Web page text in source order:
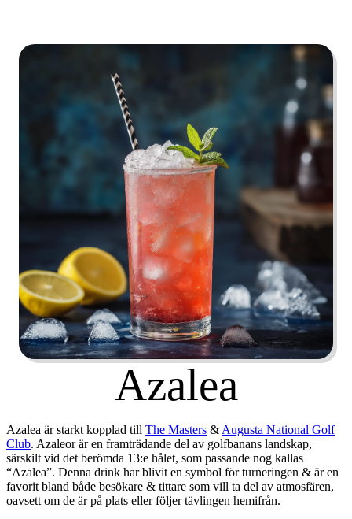
Azalea
Azalea är starkt kopplad till The Masters & Augusta National Golf
Club. Azaleor är en framträdande del av golfbanans landskap,
särskilt vid det berömda 13:e hålet, som passande nog kallas
“Azalea”. Denna drink har blivit en symbol för turneringen & är en
favorit bland både besökare & tittare som vill ta del av atmosfären,
oavsett om de är på plats eller följer tävlingen hemifrån.